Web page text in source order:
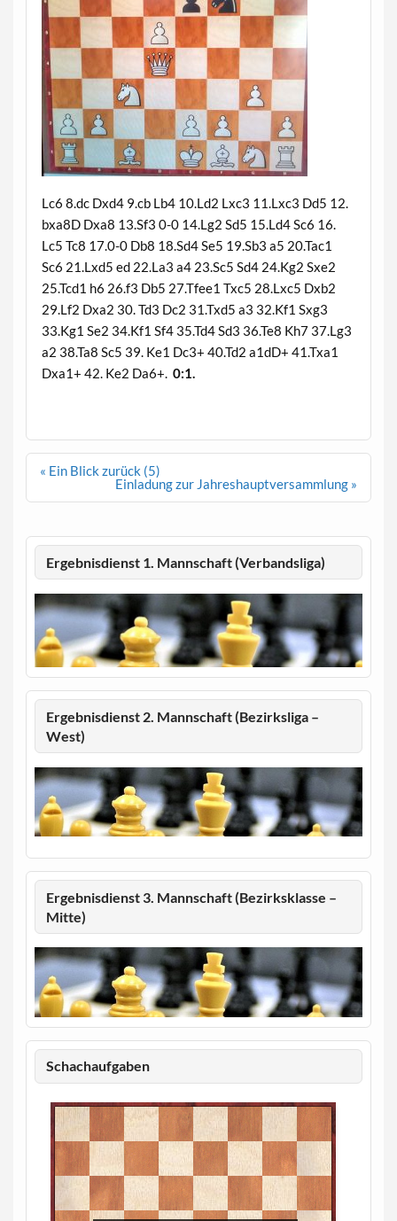
Lc6 8.dc Dxd4 9.cb Lb4 10.Ld2 Lxc3 11.Lxc3 Dd5 12.
bxa8D Dxa8 13.Sf3 0-0 14.Lg2 Sd5 15.Ld4 Sc6 16.
Lc5 Tc8 17.0-0 Db8 18.Sd4 Se5 19.Sb3 a5 20.Tac1
Sc6 21.Lxd5 ed 22.La3 a4 23.Sc5 Sd4 24.Kg2 Sxe2
25.Tcd1 h6 26.f3 Db5 27.Tfee1 Txc5 28.Lxc5 Dxb2
29.Lf2 Dxa2 30. Td3 Dc2 31.Txd5 a3 32.Kf1 Sxg3
33.Kg1 Se2 34.Kf1 Sf4 35.Td4 Sd3 36.Te8 Kh7 37.Lg3
a2 38.Ta8 Sc5 39. Ke1 Dc3+ 40.Td2 a1dD+ 41.Txa1
Dxa1+ 42. Ke2 Da6+. 0:1.
Beitragsnavigation
« Ein Blick zurück (5)
Einladung zur Jahreshauptversammlung »
Ergebnisdienst 1. Mannschaft (Verbandsliga)
Ergebnisdienst 2. Mannschaft (Bezirksliga –
West)
Ergebnisdienst 3. Mannschaft (Bezirksklasse –
Mitte)
Schachaufgaben